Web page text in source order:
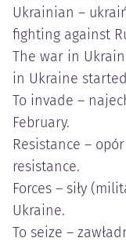
Ukrainian –
fighting against
The war in
in Ukraine
To invade –
February.
Resistance –
resistance.
Forces – siły
Ukraine.
To seize –